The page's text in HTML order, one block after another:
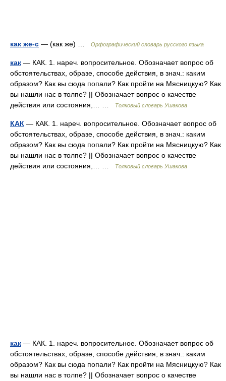
как же-с — (как же) … Орфографический словарь русского языка
как — КАК. 1. нареч. вопросительное. Обозначает вопрос об
обстоятельствах, образе, способе действия, в знач.: каким
образом? Как вы сюда попали? Как пройти на Мясницкую? Как
вы нашли нас в толпе? || Обозначает вопрос о качестве
действия или состояния,… …
Толковый словарь Ушакова
КАК — КАК. 1. нареч. вопросительное. Обозначает вопрос об
обстоятельствах, образе, способе действия, в знач.: каким
образом? Как вы сюда попали? Как пройти на Мясницкую? Как
вы нашли нас в толпе? || Обозначает вопрос о качестве
действия или состояния,… …
Толковый словарь Ушакова
как — КАК. 1. нареч. вопросительное. Обозначает вопрос об
обстоятельствах, образе, способе действия, в знач.: каким
образом? Как вы сюда попали? Как пройти на Мясницкую? Как
вы нашли нас в толпе? || Обозначает вопрос о качестве